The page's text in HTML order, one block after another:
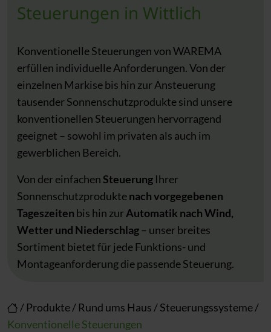
/ Produkte/ Rund ums Haus /Steuerungssysteme/
Konventionelle Steuerungen
Steuerungen in Wittlich
Konventionelle Steuerungen von WAREMA
erfüllen individuelle Anforderungen. Von der
einzelnen Markise bis hin zur Ansteuerung
tausender Sonnenschutzprodukte sind unsere
konventionellen Steuerungen hervorragend
geeignet – sowohl im privaten als auch im
gewerblichen Bereich.
Von der einfachenSteuerung Ihrer
Sonnenschutzproduktenach vorgegebenen
Tageszeiten bis hin zurAutomatik nach Wind,
Wetter und Niederschlag– unser breites
Sortiment bietet für jede Funktions- und
Montageanforderung die passende Steuerung.